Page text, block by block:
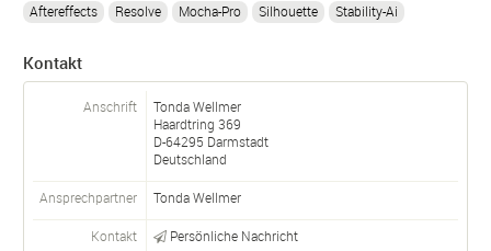
Aftereffects
Resolve Mocha-Pro Silhouette Stability-Ai
Kontakt
Anschrift
Tonda Wellmer
Haardtring 369
D-64295 Darmstadt
Deutschland
Ansprechpartner TondaWellmer
Kontakt Persönliche Nachricht